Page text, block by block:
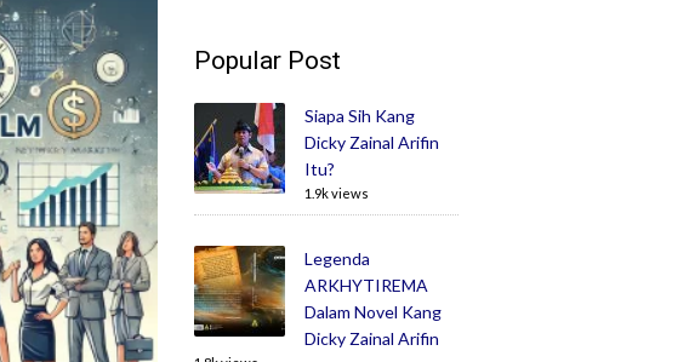
Popular Post
Siapa Sih Kang
Dicky Zainal Arifin
Itu?
1.9k views
Legenda
ARKHYTIREMA
Dalam Novel Kang
Dicky Zainal Arifin